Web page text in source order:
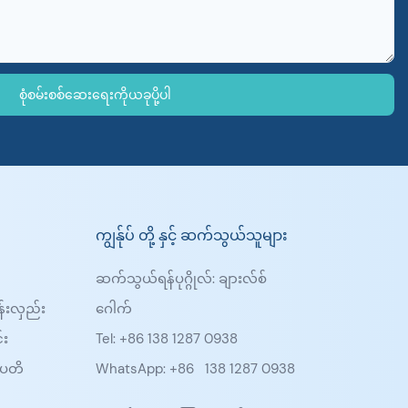
စုံစမ်းစစ်ဆေးရေးကိုယခုပို့ပါ
းလှည်း
တိ
ကျွန်ုပ် တို့ နှင့် ဆက်သွယ်သူများ
ဆက်သွယ်ရန်ပုဂ္ဂိုလ်: ချားလ်စ်
ဂေါက်
Tel: +86 138 1287 0938
WhatsApp: +86 138 1287 0938